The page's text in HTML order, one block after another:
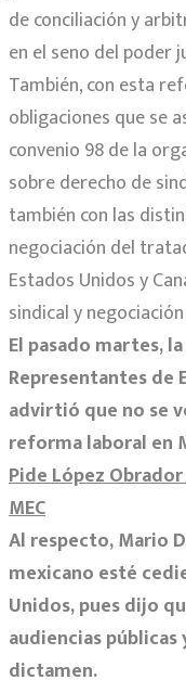
de conciliación y
en el seno del poder
También, con esta
obligaciones que se
convenio 98 de la
sobre derecho de
también con las
negociación del
Estados Unidos y
sindical y
El pasado martes,
Representantes de
advirtió que no se
reforma laboral en
Pide López
MEC
Al respecto, Mario
mexicano esté
Unidos, pues dijo
audiencias
dictamen.